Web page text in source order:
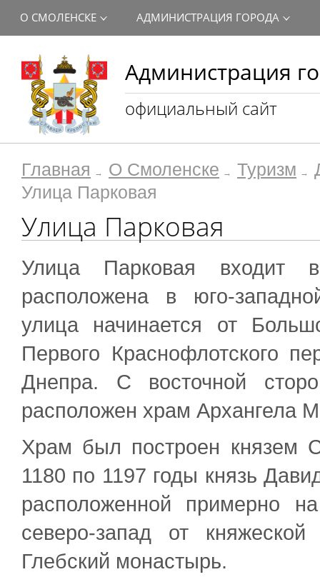
Администрация
официальный сайт
О СМОЛЕНСКЕ АДМИНИСТРАЦИЯ ГОРОДА
Главная О Смоленске Туризм
Улица Парковая
Улица Парковая
​Улица Парковая входит
расположена в юго-
улица начинается от
Первого Краснофлотского
Днепра. С восточной
расположен храм Архангела
Храм был построен князем
1180 по 1197 годы князь
расположенной примерно
северо-запад от
Глебский монастырь.